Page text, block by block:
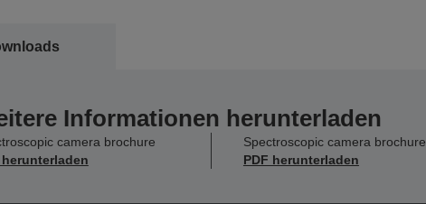
Informationen herunterladen
camera brochure
herunterladen
Spectroscopic camera brochure
PDF herunterladen